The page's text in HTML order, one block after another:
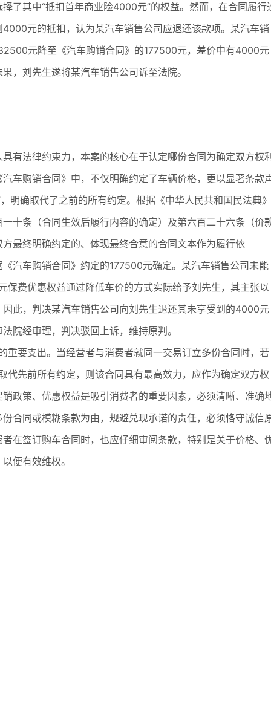
了其中“抵扣首年商业险4000元”的权益。然而，在合同履行
元的抵扣，认为某汽车销售公司应退还该款项。某汽车销
元降至《汽车购销合同》的177500元，差价中有4000元
，刘先生遂将某汽车销售公司诉至法院。
法律约束力，本案的核心在于认定哪份合同为确定双方权利
车购销合同》中，不仅明确约定了车辆价格，更以显著条款
明确取代了之前的所有约定。根据《中华人民共和国民法典》
十条（合同生效后履行内容的确定）及第六百二十六条（价
最终明确约定的、体现最终合意的合同文本作为履行依
车购销合同》约定的177500元确定。某汽车销售公司未能
费优惠权益通过降低车价的方式实际给予刘先生，其主张以
此，判决某汽车销售公司向刘先生退还其未享受到的4000元
院经审理，判决驳回上诉，维持原判。
支出。当经营者与消费者就同一交易订立多份合同时，若
代先前所有约定，则该合同具有最高效力，应作为确定双方权
政策、优惠权益是吸引消费者的重要因素，必须清晰、准确
合同或模糊条款为由，规避兑现承诺的责任，必须恪守诚信
在签订购车合同时，也应仔细审阅条款，特别是关于价格、
便有效维权。